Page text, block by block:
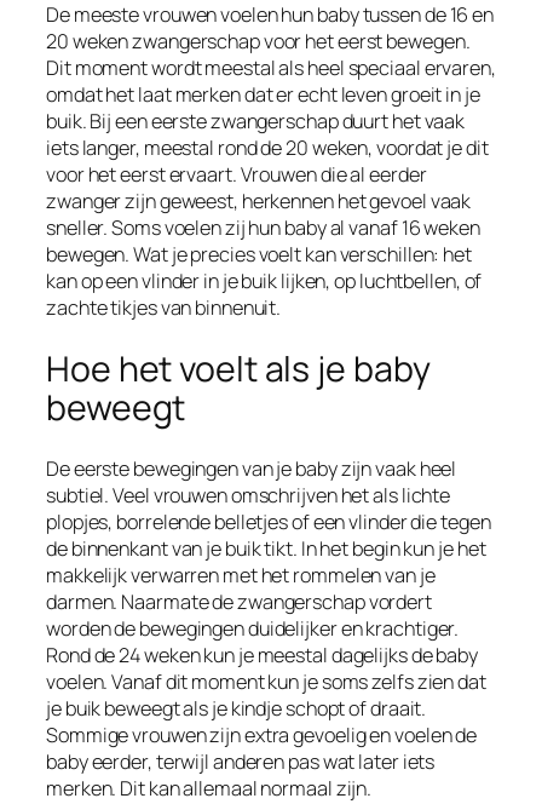
De meeste vrouwen voelen hun baby tussen de 16 en
20 weken zwangerschap voor het eerst bewegen.
Dit moment wordt meestal als heel speciaal ervaren,
omdat het laat merken dat er echt leven groeit in je
buik. Bij een eerste zwangerschap duurt het vaak
iets langer, meestal rond de 20 weken, voordat je dit
voor het eerst ervaart. Vrouwen die al eerder
zwanger zijn geweest, herkennen het gevoel vaak
sneller. Soms voelen zij hun baby al vanaf 16 weken
bewegen. Wat je precies voelt kan verschillen: het
kan op een vlinder in je buik lijken, op luchtbellen, of
zachte tikjes van binnenuit.
Hoe het voelt als je baby
beweegt
De eerste bewegingen van je baby zijn vaak heel
subtiel. Veel vrouwen omschrijven het als lichte
plopjes, borrelende belletjes of een vlinder die tegen
de binnenkant van je buik tikt. In het begin kun je het
makkelijk verwarren met het rommelen van je
darmen. Naarmate de zwangerschap vordert
worden de bewegingen duidelijker en krachtiger.
Rond de 24 weken kun je meestal dagelijks de baby
voelen. Vanaf dit moment kun je soms zelfs zien dat
je buik beweegt als je kindje schopt of draait.
Sommige vrouwen zijn extra gevoelig en voelen de
baby eerder, terwijl anderen pas wat later iets
merken. Dit kan allemaal normaal zijn.